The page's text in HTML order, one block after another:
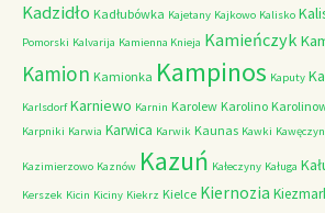
Kadzidło Kadłubówka Kajetany Kajkowo Kalisko
Pomorski Kalvarija Kamienna Knieja Kamieńczyk
Kamion Kamionka Kampinos Kaputy
Karlsdorf Karniewo Karnin Karolew Karolino
Karpniki Karwia Karwica Karwik Kaunas Kawki Kawęczyn
Kazimierzowo Kaznów Kazuń Kałeczyny Kaługa
Kerszek Kicin Kiciny Kiekrz Kielce Kiernozia